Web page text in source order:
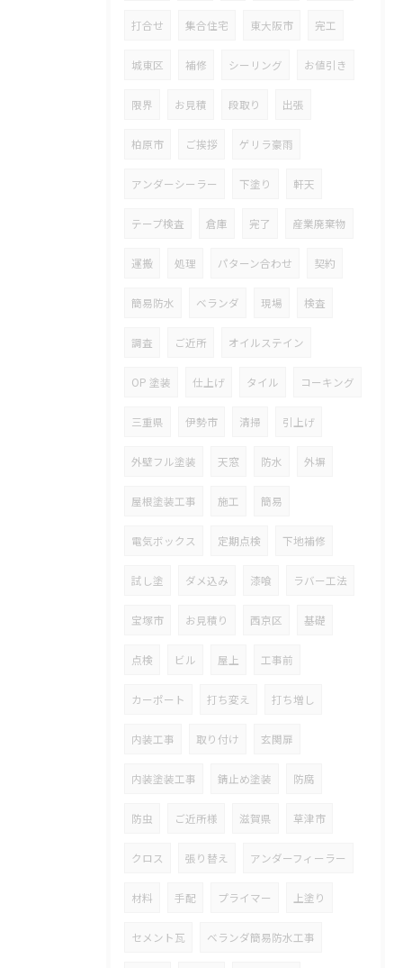
打合せ 集合住宅 東大阪市 完工
城東区 補修 シーリング お値引き
限界 お見積 段取り 出張
柏原市 ご挨拶 ゲリラ豪雨
アンダーシーラー 下塗り 軒天
テープ検査 倉庫 完了 産業廃棄物
運搬 処理 パターン合わせ 契約
簡易防水 ベランダ 現場 検査
調査 ご近所 オイルステイン
OP 塗装 仕上げ タイル コーキング
三重県 伊勢市 清掃 引上げ
外壁フル塗装 天窓 防水 外塀
屋根塗装工事 施工 簡易
電気ボックス 定期点検 下地補修
試し塗 ダメ込み 漆喰 ラバー工法
宝塚市 お見積り 西京区 基礎
点検 ビル 屋上 工事前
カーポート 打ち変え 打ち増し
内装工事 取り付け 玄関扉
内装塗装工事 錆止め塗装 防腐
防虫 ご近所様 滋賀県 草津市
クロス 張り替え アンダーフィーラー
材料 手配 プライマー 上塗り
セメント瓦 ベランダ簡易防水工事